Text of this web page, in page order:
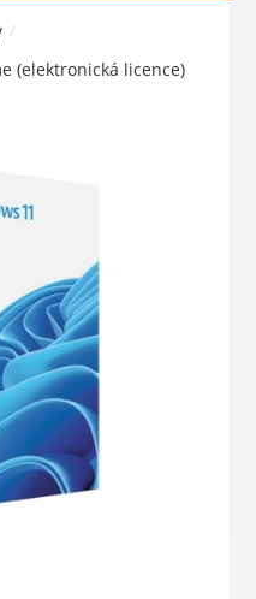
/
(elektronická licence)